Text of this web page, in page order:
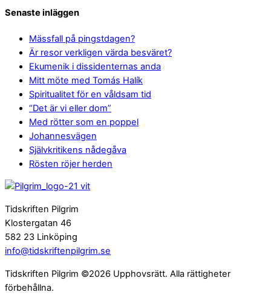
Senaste inläggen
Mässfall på pingstdagen?
Är resor verkligen värda besväret?
Ekumenik i dissidenternas anda
Mitt möte med Tomás Halík
Spiritualitet för en våldsam tid
“Det är vi eller dom”
Med rötter som en poppel
Johannesvägen
Självkritikens nådegåva
Rösten röjer herden
Tidskriften Pilgrim
Klostergatan 46
582 23 Linköping
info@tidskriftenpilgrim.se
Tidskriften Pilgrim ©2026 Upphovsrätt. Alla rättigheter
förbehållna.